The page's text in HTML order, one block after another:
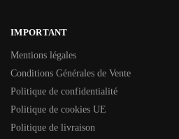
IMPORTANT
Mentions légales
Conditions Générales de Vente
Politique de confidentialité
Politique de cookies UE
Politique de livraison